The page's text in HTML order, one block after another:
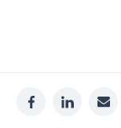
facebooklinkedinmail